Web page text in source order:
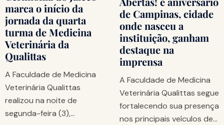
marca o início da
jornada da quarta
turma de Medicina
Veterinária da
Qualittas
A Faculdade de Medicina
Veterinária Qualittas
realizou na noite de
segunda-feira (3),…
de Campinas, cidade
onde nasceu a
instituição, ganham
destaque na
imprensa
A Faculdade de Medicina
Veterinária Qualittas segue
fortalecendo sua presença
nos principais veículos de…